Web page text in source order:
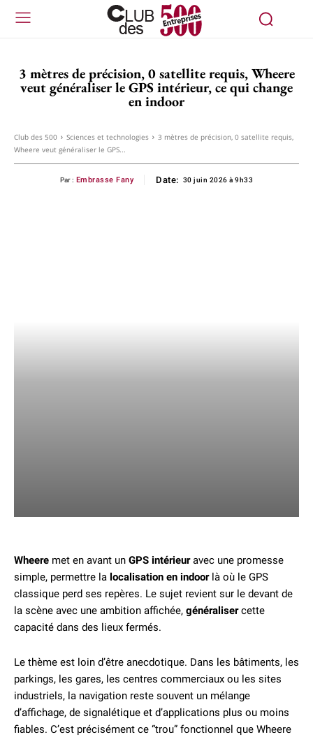
3 mètres de précision, 0 satellite requis, Wheere
veut généraliser le GPS intérieur, ce qui change
en indoor
Club des 500 Sciences et technologies
3 mètres de précision, 0 satellite requis,
Wheere veut généraliser le GPS...
Par : Embrasse Fany Date: 30 juin 2026 à 9h33
Wheere met en avant un GPS intérieuravec une promesse
simple, permettre la localisation en indoorlà où le GPS
classique perd ses repères. Le sujet revient sur le devant de
la scène avec une ambition affichée, généralisercette
capacité dans des lieux fermés.
Le thème est loin d’être anecdotique. Dans les bâtiments, les
parkings, les gares, les centres commerciaux ou les sites
industriels, la navigation reste souvent un mélange
d’affichage, de signalétique et d’applications plus ou moins
fiables. C’est précisément ce “trou” fonctionnel que Wheere